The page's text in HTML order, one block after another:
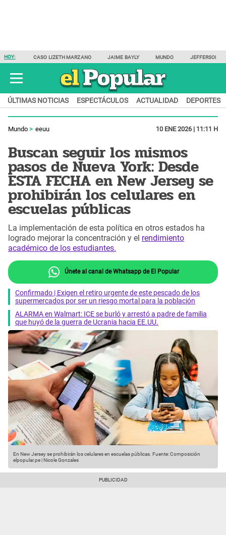
HOY: CASO LIZETH MARZANO JAIME BAYLY MUNDO JEFFERSON
ÚLTIMAS NOTICIAS ESPECTÁCULOS ACTUALIDAD DEPORTES
Mundo eeuu 10 ENE 2026 | 11:11 H
Buscan seguir los mismos
pasos de Nueva York: Desde
ESTA FECHA en New Jersey se
prohibirán los celulares en
escuelas públicas
La implementación de esta política en otros estados ha
logrado mejorar la concentración y el rendimiento
académico de los estudiantes.
Únete al canal de Whatsapp de El Popular
Confirmado | Exigen el retiro urgente de este pescado de los
supermercados por ser un riesgo mortal para la población
ALARMA en Walmart: ICE se burló y arrestó a padre de familia
que huyó de la guerra de Ucrania hacia EE.UU.
En New Jersey se prohibirán los celulares en escuelas públicas. Fuente: Composición
elpopular.pe | Nicole Gonzales